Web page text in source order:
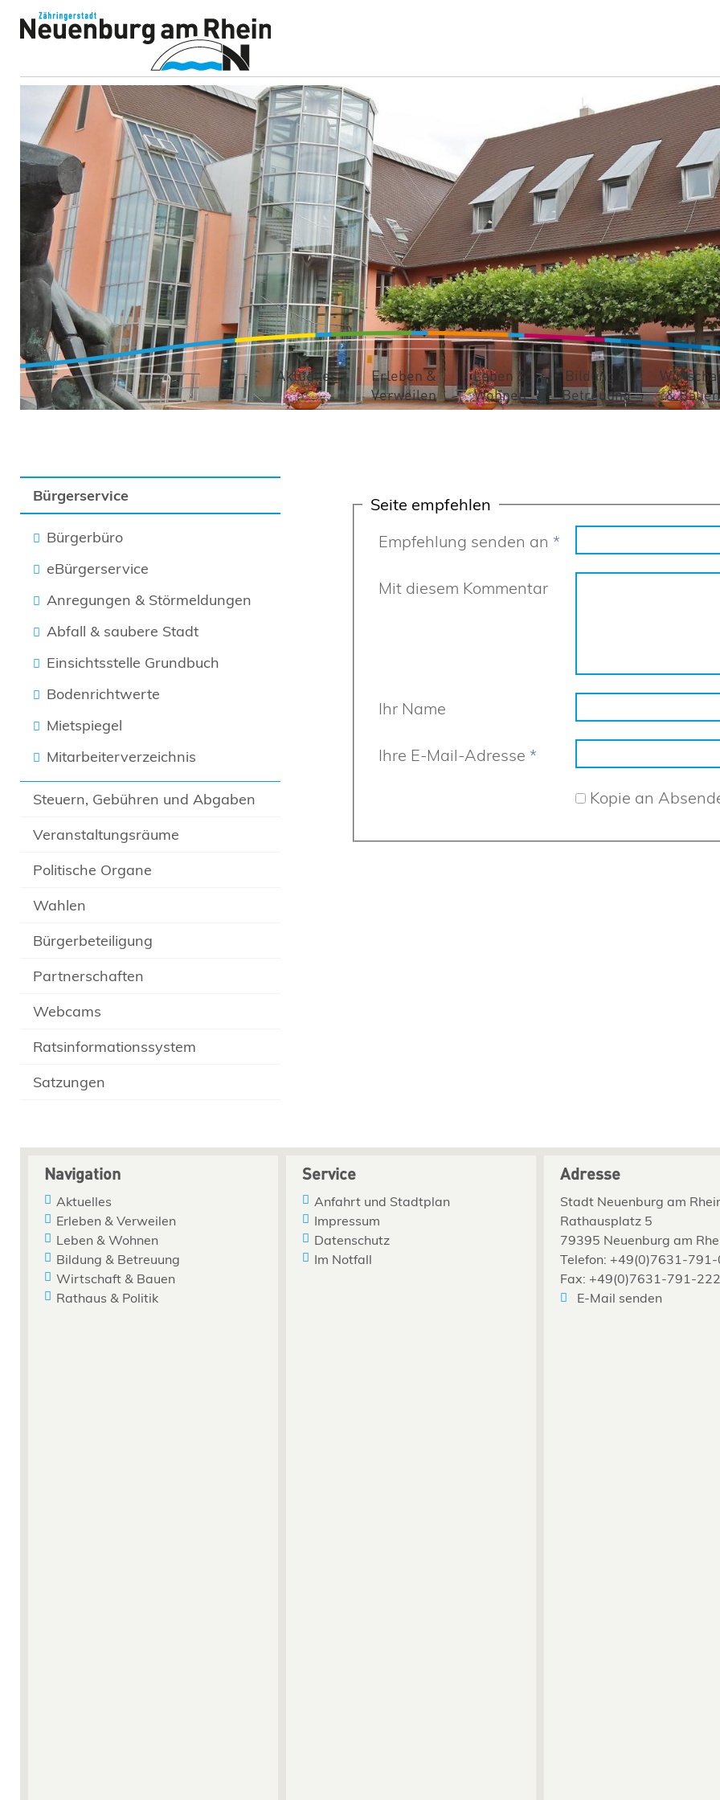
Aktuelles
Erleben &
Verweilen
Leben &
Wohnen
Bildung &
Betreuung
& Bauen
Bürgerservice
Bürgerbüro
eBürgerservice
Anregungen & Störmeldungen
Abfall & saubere Stadt
Einsichtsstelle Grundbuch
Bodenrichtwerte
Mietspiegel
Mitarbeiterverzeichnis
Steuern, Gebühren und Abgaben
Veranstaltungsräume
Politische Organe
Wahlen
Bürgerbeteiligung
Partnerschaften
Webcams
Ratsinformationssystem
Satzungen
Seite empfehlen
Empfehlung senden an *
Mit diesem Kommentar
Ihr Name
Ihre E-Mail-Adresse *
Kopie an
Navigation
Aktuelles
Erleben & Verweilen
Leben & Wohnen
Bildung & Betreuung
Wirtschaft & Bauen
Rathaus & Politik
Service
Anfahrt und Stadtplan
Impressum
Datenschutz
Im Notfall
Adresse
Stadt Neuenburg am
Rathausplatz 5
79395 Neuenburg am
Telefon: +49(0)7631-
Fax: +49(0)7631-791-222
E-Mail senden